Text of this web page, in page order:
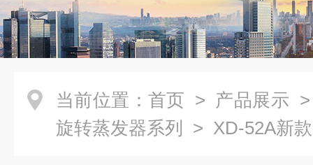
当前位置： 首页 > 产品展示
旋转蒸发器系列
> XD-52A新